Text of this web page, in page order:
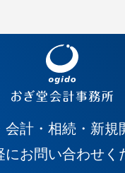
会計・相続・新規
にお問い合わせく